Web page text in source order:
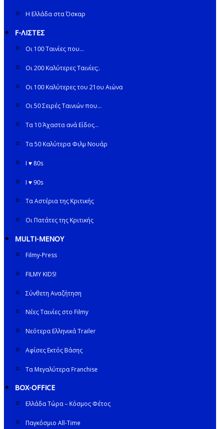
Η Ελλάδα στα Όσκαρ
F-ΛΙΣΤΕΣ
Οι 100 Ταινίες που…
Οι 200 Καλύτερες Ταινίες;.
Οι 100 Καλύτερες του 21ου Αιώνα
Οι 50 Σειρές Ταινιών που…
Τα 10 Άχαστα ανά Είδος…
Τα 50 Καλύτερα Φιλμ Νουάρ
I ♥ 80s
I ♥ 90s
Τα Αστέρια της Κριτικής
Οι Πατάτες της Κριτικής
MULTI-ΜΕΝΟΥ
Filmy-Press
FILMY KIDS!
Σύνθετη Αναζήτηση
Νέες Ταινίες στο Filmy
Νεότερα Ελληνικά Trailer
Αφίσες Εκτός Βάσης
Τα Μεγαλύτερα Franchise
BOX-OFFICE
Ελλάδα Τώρα – Κόσμος Φέτος
Παγκόσμιο All-Time